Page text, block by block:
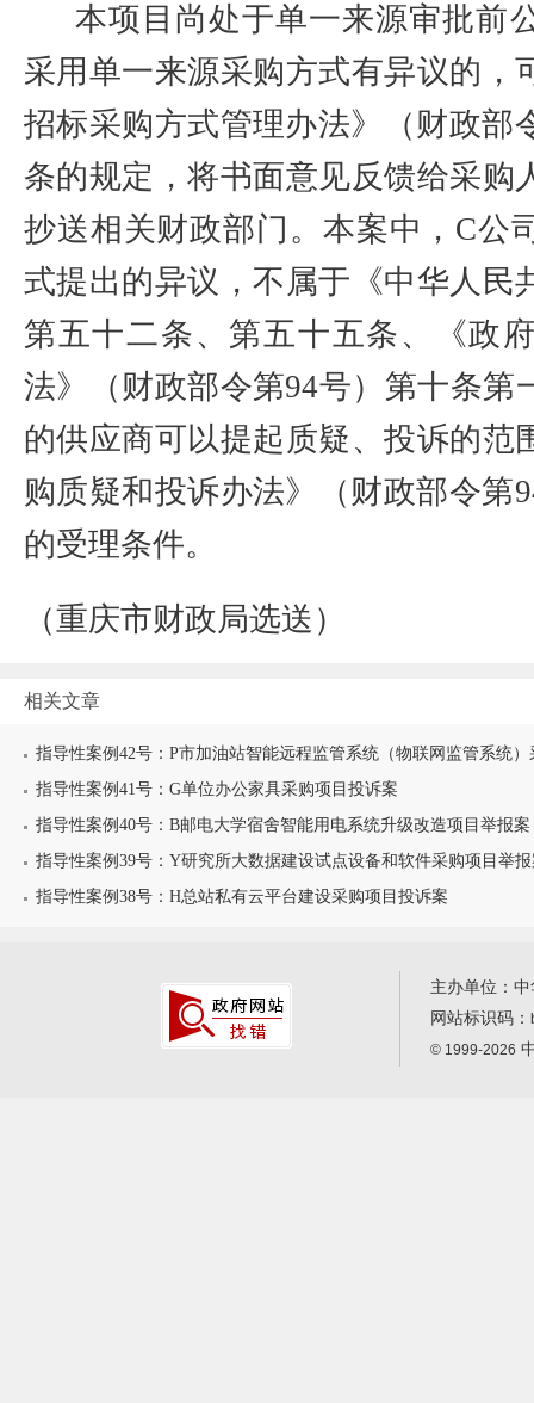
本项目尚处于单一来源审批前
采用单一来源采购方式有异议的，
招标采购方式管理办法》（财政部
条的规定，将书面意见反馈给采购
抄送相关财政部门。本案中， C公
式提出的异议，不属于《中华人民
第五十二条、第五十五条、《政
法》（财政部令第94号）第十条第
的供应商可以提起质疑、投诉的范
购质疑和投诉办法》（财政部令第
的受理条件。
（重庆市财政局选送）
相关文章
指导性案例42号：P市加油站智能远程监管系统（物联网监管系统
指导性案例41号：G单位办公家具采购项目投诉案
指导性案例40号：B邮电大学宿舍智能用电系统升级改造项目举报案
指导性案例39号：Y研究所大数据建设试点设备和软件采购项目举
指导性案例38号：H总站私有云平台建设采购项目投诉案
主办单位：
网站标识码：
© 1999-2026